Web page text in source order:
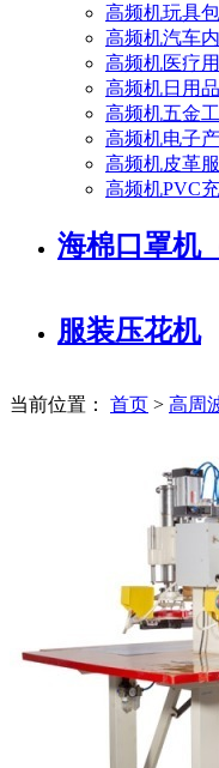
高频机玩具
高频机汽车
高频机医疗
高频机日用
高频机五金
高频机电子
高频机皮革
高频机PVC
海棉口罩机
服装压花机
当前位置： 首页 > 高周